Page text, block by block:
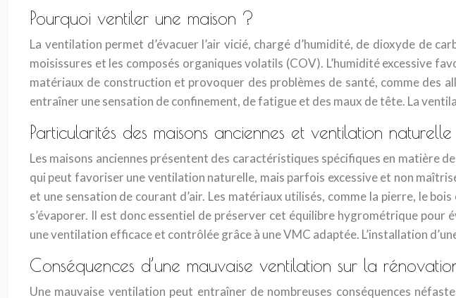
Pourquoi ventiler une maison ?
La ventilation permet d’évacuer l’air vicié, chargé d’humidité, de dioxyde de
moisissures et les composés organiques volatils (COV). L’humidité excessive
matériaux de construction et provoquer des problèmes de santé, comme des
entraîner une sensation de confinement, de fatigue et des maux de tête. La
Particularités des maisons anciennes et ventilation naturelle
Les maisons anciennes présentent des caractéristiques spécifiques en matière
qui peut favoriser une ventilation naturelle, mais parfois excessive et non
et une sensation de courant d’air. Les matériaux utilisés, comme la pierre, le
s’évaporer. Il est donc essentiel de préserver cet équilibre hygrométrique
une ventilation efficace et contrôlée grâce à une VMC adaptée. L’installation
Conséquences d’une mauvaise ventilation sur la
Une mauvaise ventilation peut entraîner de nombreuses conséquences